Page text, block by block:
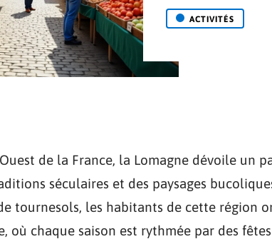
ACTIVITÉS
de la France, la Lomagne dévoile un
séculaires et des paysages
tournesols, les habitants de cette région
où chaque saison est rythmée par des